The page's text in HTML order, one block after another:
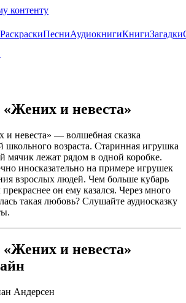
контенту
РаскраскиПесниАудиокнигиКнигиЗагадки
«Жених и невеста»
и невеста» — волшебная сказка
школьного возраста. Старинная игрушка
мячик лежат рядом в одной коробке.
иносказательно на примере игрушек
взрослых людей. Чем больше кубарь
он ему казался. Через много
такая любовь? Слушайте аудиосказку
«Жених и невеста»
Андерсен